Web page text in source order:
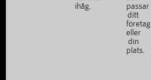
ihåg.
passar
ditt
företag
eller
din
plats.